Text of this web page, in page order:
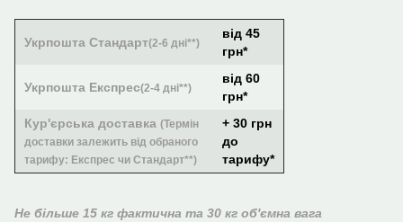
Укрпошта Стандарт(2-6 дні**)
від 45
грн*
Укрпошта Експрес(2-4 дні**)
від 60
грн*
Кур'єрська доставка (Термін
доставки залежить від обраного
тарифу: Експрес чи Стандарт**)
+ 30 грн
до
тарифу*
Не більше 15 кг фактична та 30 кг об'ємна вага